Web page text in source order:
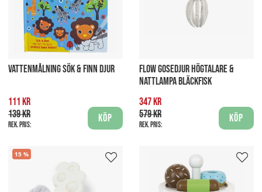
VATTENMÅLNING SÖK & FINN DJUR
111 kr
139 kr
Rek. pris:
Köp
FLOW GOSEDJUR HÖGTALARE &
NATTLAMPA BLÄCKFISK
347 kr
579 kr
Rek. pris:
Köp
15